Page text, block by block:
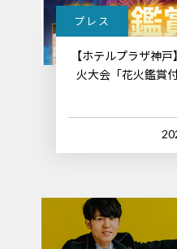
プレス
【ホテルプラザ神
火大会「花火鑑賞